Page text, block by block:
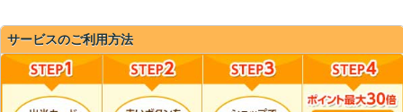
サービスのご利用方法